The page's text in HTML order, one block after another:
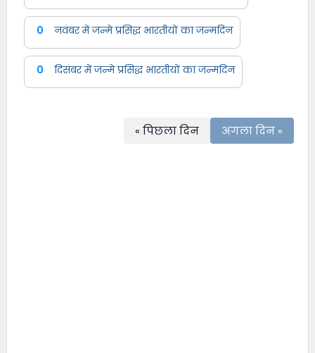
0 नवंबर में जन्मे प्रसिद्ध भारतीयों का जन्मदिन
0 दिसंबर में जन्मे प्रसिद्ध भारतीयों का जन्मदिन
« पिछला दिन अगला दिन »